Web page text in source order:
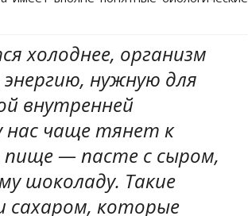
холоднее, организм
нужную для
внутренней
чаще тянет к
— пасте с сыром,
шоколаду. Такие
которые